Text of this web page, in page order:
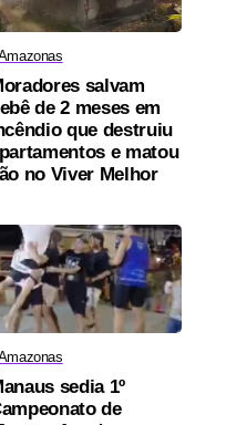
salvam
de 2 meses em
que destruiu
e matou
no Viver Melhor
sedia 1º
de